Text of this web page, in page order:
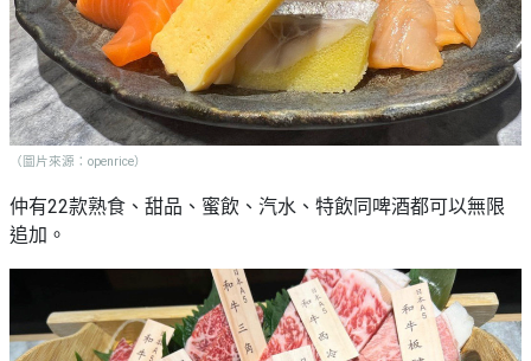
（圖片來源：openrice）
仲有22款熟食、甜品、蜜飲、汽水、特飲同啤酒都可以無限
追加。